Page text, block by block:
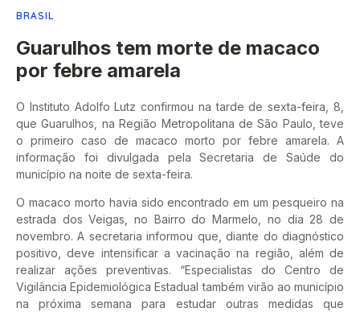
BRASIL
Guarulhos tem morte de macaco
por febre amarela
O Instituto Adolfo Lutz confirmou na tarde de sexta-feira, 8,
que Guarulhos, na Região Metropolitana de São Paulo, teve
o primeiro caso de macaco morto por febre amarela. A
informação foi divulgada pela Secretaria de Saúde do
município na noite de sexta-feira.
O macaco morto havia sido encontrado em um pesqueiro na
estrada dos Veigas, no Bairro do Marmelo, no dia 28 de
novembro. A secretaria informou que, diante do diagnóstico
positivo, deve intensificar a vacinação na região, além de
realizar ações preventivas. “Especialistas do Centro de
Vigilância Epidemiológica Estadual também virão ao município
na próxima semana para estudar outras medidas que